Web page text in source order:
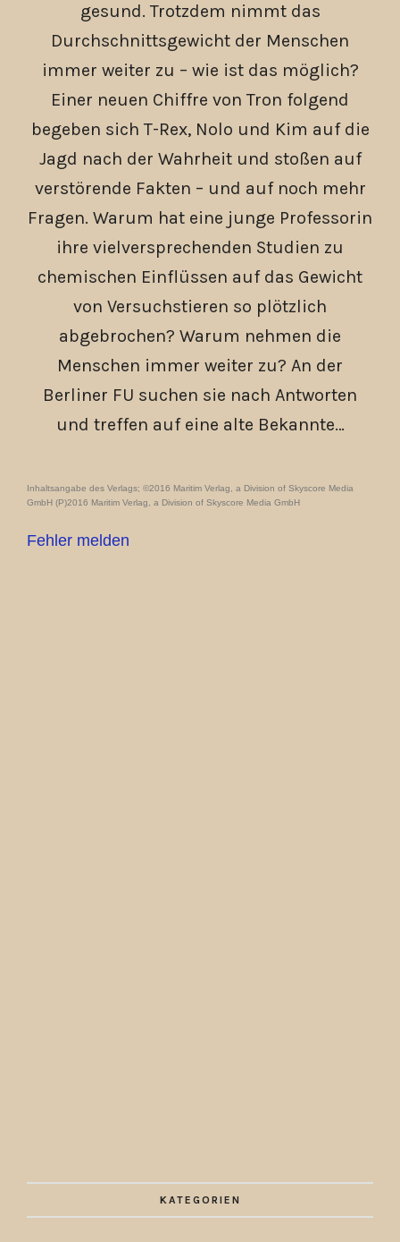
gesund. Trotzdem nimmt das
Durchschnittsgewicht der Menschen
immer weiter zu – wie ist das möglich?
Einer neuen Chiffre von Tron folgend
begeben sich T-Rex, Nolo und Kim auf die
Jagd nach der Wahrheit und stoßen auf
verstörende Fakten – und auf noch mehr
Fragen. Warum hat eine junge Professorin
ihre vielversprechenden Studien zu
chemischen Einflüssen auf das Gewicht
von Versuchstieren so plötzlich
abgebrochen? Warum nehmen die
Menschen immer weiter zu? An der
Berliner FU suchen sie nach Antworten
und treffen auf eine alte Bekannte…
Inhaltsangabe des Verlags; ©2016 Maritim Verlag, a Division of Skyscore Media
GmbH (P)2016 Maritim Verlag, a Division of Skyscore Media GmbH
Fehler melden
KATEGORIEN